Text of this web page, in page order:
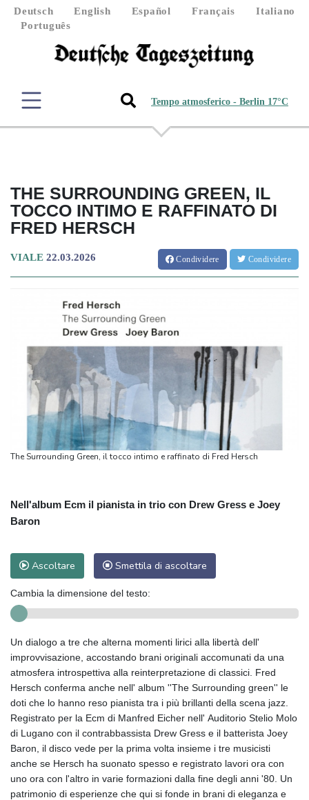
Deutsch English Español Français
Italiano
Português
Tempo atmosferico - Berlin 17°C
THE SURROUNDING GREEN, IL
TOCCO INTIMO E RAFFINATO DI
FRED HERSCH
VIALE 22.03.2026 Condividere Condividere
The Surrounding Green, il tocco intimo e raffinato di Fred Hersch
Nell'album Ecm il pianista in trio con Drew Gress e Joey
Baron
Ascoltare Smettila di ascoltare
Cambia la dimensione del testo:
Un dialogo a tre che alterna momenti lirici alla libertà dell'
improvvisazione, accostando brani originali accomunati da una
atmosfera introspettiva alla reinterpretazione di classici. Fred
Hersch conferma anche nell' album ''The Surrounding green'' le
doti che lo hanno reso pianista tra i più brillanti della scena jazz.
Registrato per la Ecm di Manfred Eicher nell' Auditorio Stelio Molo
di Lugano con il contrabbassista Drew Gress e il batterista Joey
Baron, il disco vede per la prima volta insieme i tre musicisti
anche se Hersch ha suonato spesso e registrato lavori ora con
uno ora con l'altro in varie formazioni dalla fine degli anni '80. Un
patrimonio di esperienze che qui si fonde in brani di eleganza e